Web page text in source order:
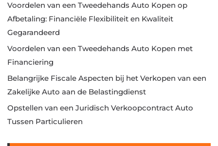
Voordelen van een Tweedehands Auto Kopen op
Afbetaling: Financiële Flexibiliteit en Kwaliteit
Gegarandeerd
Voordelen van een Tweedehands Auto Kopen met
Financiering
Belangrijke Fiscale Aspecten bij het Verkopen van een
Zakelijke Auto aan de Belastingdienst
Opstellen van een Juridisch Verkoopcontract Auto
Tussen Particulieren